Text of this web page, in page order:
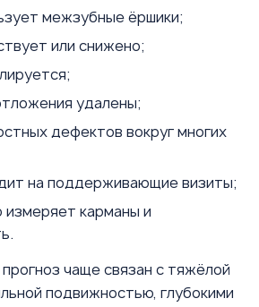
межзубные ёршики;
или снижено;
удалены;
дефектов вокруг многих
на поддерживающие визиты;
измеряет карманы и
чаще связан с тяжёлой
подвижностью, глубокими